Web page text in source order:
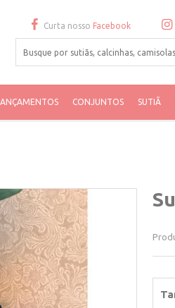
Curta nosso Facebook
CONJUNTOS SUTIÃ